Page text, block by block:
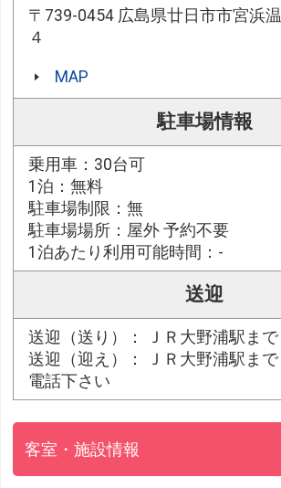
〒739-0454 広島県廿日市市宮浜
４
MAP
駐車場情報
乗用車：30台可
1泊：無料
駐車場制限：無
駐車場場所：屋外 予約不要
1泊あたり利用可能時間：-
送迎
送迎（送り）： ＪＲ大野浦駅まで
送迎（迎え）： ＪＲ大野浦駅ま
電話下さい
客室・施設情報